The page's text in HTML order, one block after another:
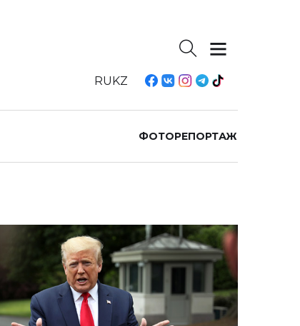
RUKZ
ФОТОРЕПОРТАЖ